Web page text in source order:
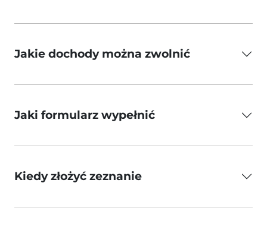
Jakie dochody można zwolnić
Jaki formularz wypełnić
Kiedy złożyć zeznanie